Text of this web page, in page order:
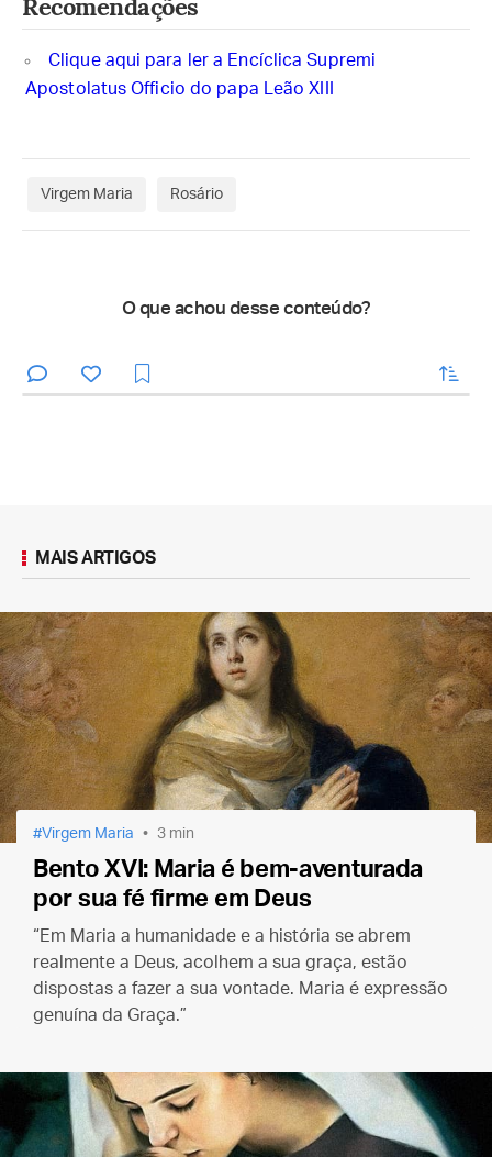
Recomendações
Clique aqui para ler a Encíclica Supremi
Apostolatus Officio do papa Leão XIII
Virgem Maria Rosário
O que achou desse conteúdo?
enviar
MAIS ARTIGOS
Virgem Maria 3 min
Bento XVI: Maria é bem-aventurada
por sua fé firme em Deus
“Em Maria a humanidade e a história se abrem
realmente a Deus, acolhem a sua graça, estão
dispostas a fazer a sua vontade. Maria é expressão
genuína da Graça.”